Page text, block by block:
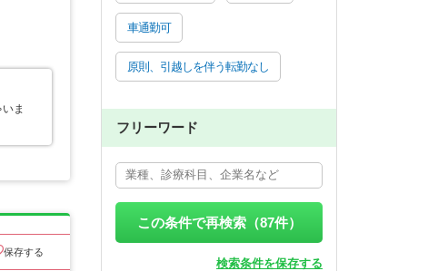
ま
保存する
車通勤可
原則、引越しを伴う転勤なし
フリーワード
この条件で再検索（87件）
検索条件を保存する